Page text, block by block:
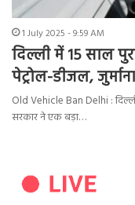
1 July 2025 - 9:59 AM
दिल्ली में 15 साल
पेट्रोल-डीजल,
Old Vehicle Ban Delhi :
सरकार ने एक बड़ा…